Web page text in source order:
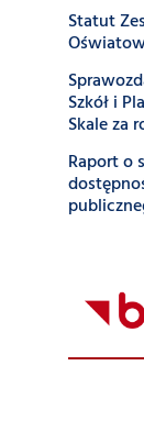
Statut
Szkół i
Skale za
Raport o